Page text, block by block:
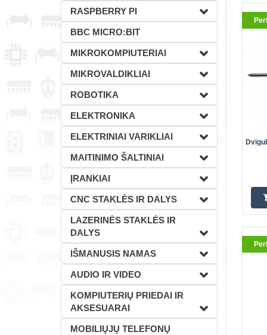
RASPBERRY PI
BBC MICRO:BIT
MIKROKOMPIUTERIAI
MIKROVALDIKLIAI
ROBOTIKA
ELEKTRONIKA
ELEKTRINIAI VARIKLIAI
MAITINIMO ŠALTINIAI
ĮRANKIAI
CNC STAKLĖS IR DALYS
LAZERINĖS STAKLĖS IR
DALYS
IŠMANUSIS NAMAS
AUDIO IR VIDEO
KOMPIUTERIŲ PRIEDAI IR
AKSESUARAI
MOBILIŲJŲ TELEFONŲ